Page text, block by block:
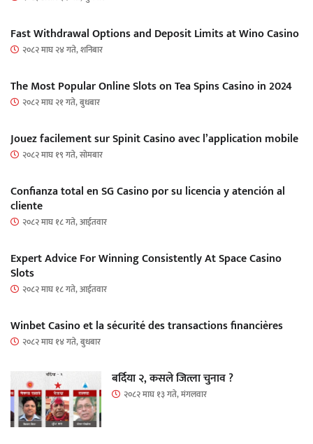
Fast Withdrawal Options and Deposit Limits at Wino Casino
२०८२ माघ २४ गते, शनिबार
The Most Popular Online Slots on Tea Spins Casino in 2024
२०८२ माघ २१ गते, बुधबार
Jouez facilement sur Spinit Casino avec l’application mobile
२०८२ माघ १९ गते, सोमबार
Confianza total en SG Casino por su licencia y atención al
cliente
२०८२ माघ १८ गते, आईतवार
Expert Advice For Winning Consistently At Space Casino
Slots
२०८२ माघ १८ गते, आईतवार
Winbet Casino et la sécurité des transactions financières
२०८२ माघ १४ गते, बुधबार
बर्दिया २, कसले जित्ला चुनाव ?
२०८२ माघ १३ गते, मंगलवार